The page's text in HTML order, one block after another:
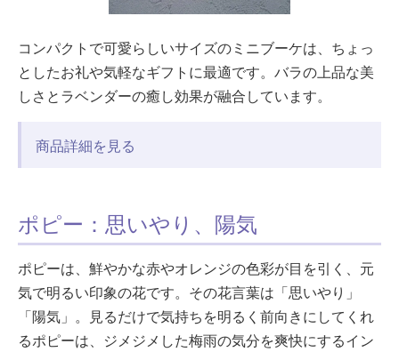
コンパクトで可愛らしいサイズのミニブーケは、ちょっ
としたお礼や気軽なギフトに最適です。バラの上品な美
しさとラベンダーの癒し効果が融合しています。
商品詳細を見る
ポピー：思いやり、陽気
ポピーは、鮮やかな赤やオレンジの色彩が目を引く、元
気で明るい印象の花です。その花言葉は「思いやり」
「陽気」。見るだけで気持ちを明るく前向きにしてくれ
るポピーは、ジメジメした梅雨の気分を爽快にするイン